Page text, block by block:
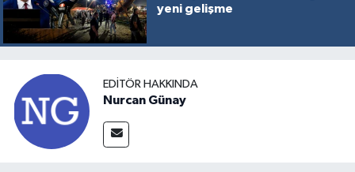
yeni gelişme
EDITÖR HAKKINDA
Nurcan Günay